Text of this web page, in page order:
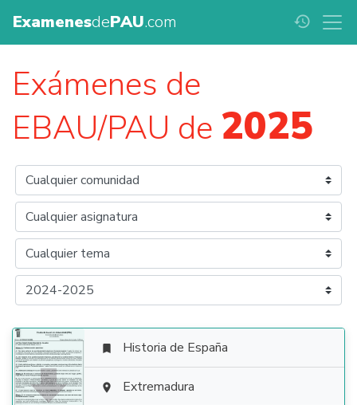
ExamenesdePAU.com history
Exámenes de
EBAU/PAU de 2025

 Historia de España
 Extremadura